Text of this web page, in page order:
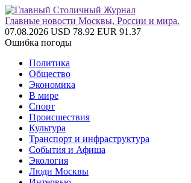
Главные новости Москвы, России и мира.
07.08.2026 USD 78.92 EUR 91.37
Ошибка погоды
Политика
Общество
Экономика
В мире
Спорт
Происшествия
Культура
Транспорт и инфраструктура
События и Афиша
Экология
Люди Москвы